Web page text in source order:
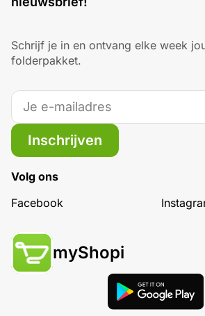
Schrijf je in en ontvang elke week
folderpakket.
Inschrijven
Volg ons
Facebook
myShopi